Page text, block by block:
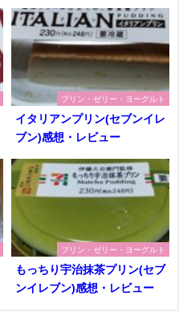
プリン・ゼリー・ヨーグルト
イタリアンプリン(セブンイレ
ブン)感想・レビュー
プリン・ゼリー・ヨーグルト
もっちり宇治抹茶プリン(セブ
ンイレブン)感想・レビュー